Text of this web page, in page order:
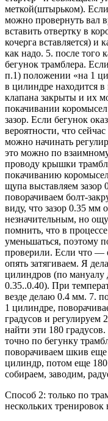
меткой(штырьком).
можно провернуть
вставить отвертку в
кочерга вставляется) и
как надо. 5. после того
бегунок трамблера.
п.1) положении «на 1
в цилиндре находится
клапана закрыты и их
покачивании
зазор. Если бегунок
вероятности, что
можно начинать
это можно по
проводу крышки
покачиванию
щупа выставляем зазор
поворачиваем болт-
виду, что зазор 0.35 мм
незначительным, но
помнить, что в
уменьшаться, поэтому
проверили. Если что —
опять затягиваем. Я
цилиндров (по мануалу
0.35..0.40). При
везде делаю 0.4 мм. 7.
1 цилиндре,
градусов и
найти эти 180
точно по бегунку
поворачиваем шкив еще
цилиндр, потом еще 180
собираем, заводим,
Способ 2: только по
нескольких тренировок